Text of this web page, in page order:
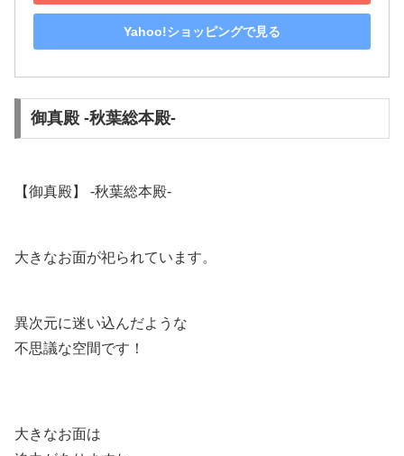
Yahoo!ショッピングで見る
御真殿 -秋葉総本殿-
【御真殿】 -秋葉総本殿-
大きなお面が祀られています。
異次元に迷い込んだような
不思議な空間です！
大きなお面は